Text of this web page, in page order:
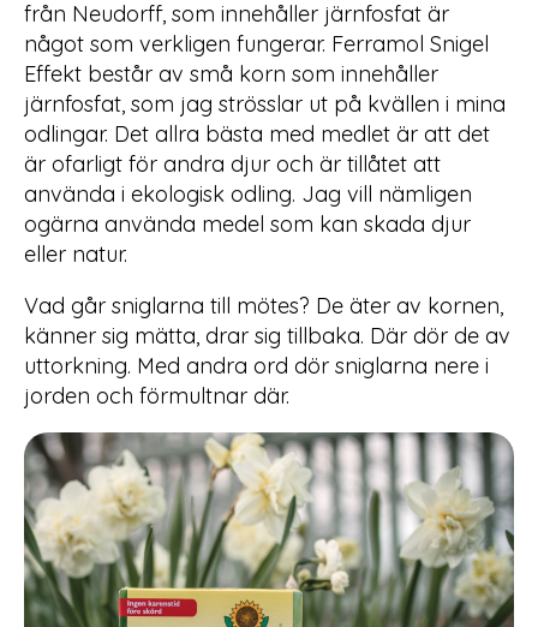
från Neudorff, som innehåller järnfosfat är
något som verkligen fungerar. Ferramol Snigel
Effekt består av små korn som innehåller
järnfosfat, som jag strösslar ut på kvällen i mina
odlingar. Det allra bästa med medlet är att det
är ofarligt för andra djur och är tillåtet att
använda i ekologisk odling. Jag vill nämligen
ogärna använda medel som kan skada djur
eller natur.
Vad går sniglarna till mötes? De äter av kornen,
känner sig mätta, drar sig tillbaka. Där dör de av
uttorkning. Med andra ord dör sniglarna nere i
jorden och förmultnar där.